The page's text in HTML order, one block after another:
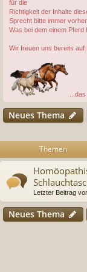
für die
Richtigkeit der Inhalte
Sprecht bitte immer
Was bei dem einem Pferd
Wir freuen uns bereits auf
Neues Thema
Themen
Letzter Beitrag
Neues Thema